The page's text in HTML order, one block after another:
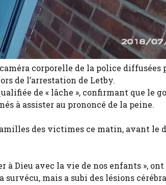
corporelle de la police diffusées
de l’arrestation de Letby.
de « lâche », confirmant que le
à assister au prononcé de la peine.
des victimes ce matin, avant le
à Dieu avec la vie de nos enfants »,
survécu, mais a subi des lésions